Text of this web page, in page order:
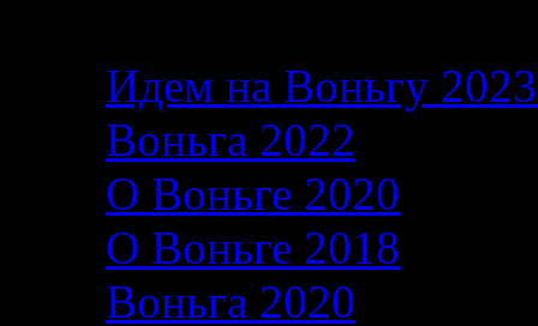
Идем на Воньгу
Воньга 2022
О Воньге 2020
О Воньге 2018
Воньга 2020